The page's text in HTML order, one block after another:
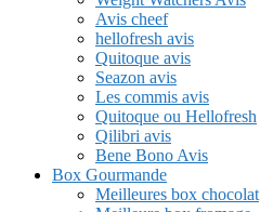
Avis cheef
hellofresh avis
Quitoque avis
Seazon avis
Les commis avis
Quitoque ou Hellofresh
Qilibri avis
Bene Bono Avis
Box Gourmande
Meilleures box chocolat